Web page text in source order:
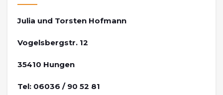
Julia und Torsten Hofmann
Vogelsbergstr. 12
35410 Hungen
Tel: 06036 / 90 52 81